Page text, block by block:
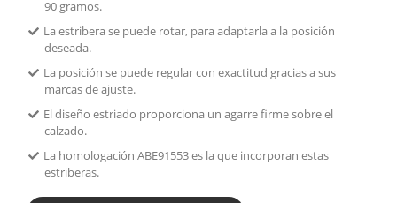
90 gramos.
La estribera se puede rotar, para adaptarla a la posición
deseada.
La posición se puede regular con exactitud gracias a sus
marcas de ajuste.
El diseño estriado proporciona un agarre firme sobre el
calzado.
La homologación ABE91553 es la que incorporan estas
estriberas.